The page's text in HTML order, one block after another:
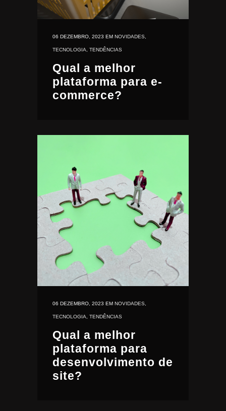
06 DEZEMBRO, 2023 EM NOVIDADES
TECNOLOGIA TENDÊNCIAS
Qual a melhor
plataforma para e-
commerce?
06 DEZEMBRO, 2023 EM NOVIDADES
TECNOLOGIA TENDÊNCIAS
Qual a melhor
plataforma para
desenvolvimento de
site?